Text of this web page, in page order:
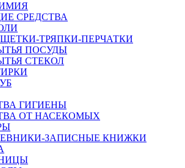
СРЕДСТВА
ТРЯПКИ-ПЕРЧАТКИ
ПОСУДЫ
СТЕКОЛ
ГИГИЕНЫ
ОТ НАСЕКОМЫХ
ЗАПИСНЫЕ КНИЖКИ